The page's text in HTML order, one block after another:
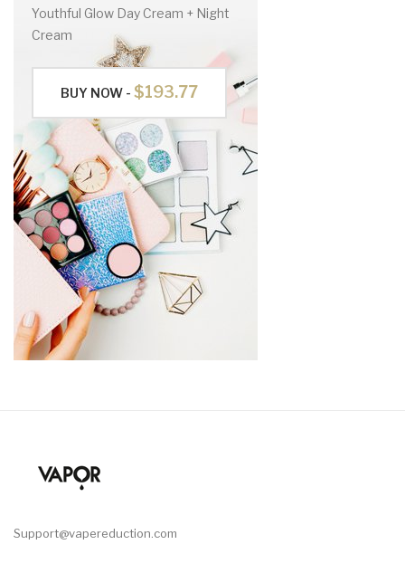
Youthful Glow Day Cream + Night
Cream
BUY NOW - $193.77
Support@vapereduction.com